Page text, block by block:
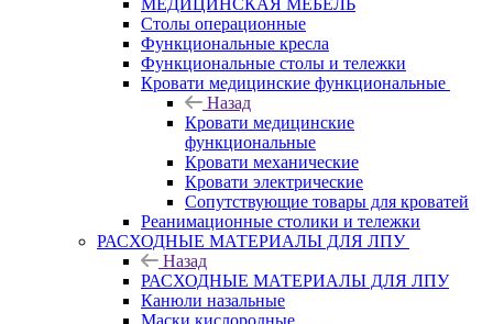
Столы операционные
Функциональные кресла
Функциональные столы и тележки
Кровати медицинские функциональные
Назад
Кровати медицинские
функциональные
Кровати механические
Кровати электрические
Сопутствующие товары для кроватей
Реанимационные столики и тележки
РАСХОДНЫЕ МАТЕРИАЛЫ ДЛЯ ЛПУ
Назад
РАСХОДНЫЕ МАТЕРИАЛЫ ДЛЯ ЛПУ
Канюли назальные
Маски кислородные